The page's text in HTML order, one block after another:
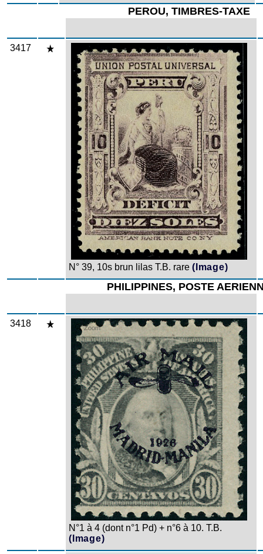
PEROU, TIMBRES-TAXE
3417 Zoom
N° 39, 10s brun lilas T.B. rare (Image)
PHILIPPINES, POSTE
3418 Zoom
N°1 à 4 (dont n°1 Pd) + n°6 à 10. T.B.
(Image)